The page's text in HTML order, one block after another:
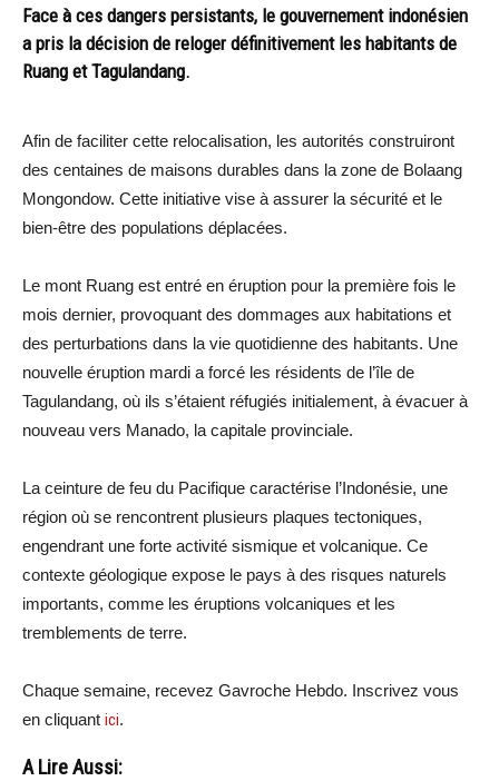
Face à ces dangers persistants, le gouvernement indonésien
a pris la décision de reloger définitivement les habitants de
Ruang et Tagulandang.
Afin de faciliter cette relocalisation, les autorités construiront
des centaines de maisons durables dans la zone de Bolaang
Mongondow. Cette initiative vise à assurer la sécurité et le
bien-être des populations déplacées.
Le mont Ruang est entré en éruption pour la première fois le
mois dernier, provoquant des dommages aux habitations et
des perturbations dans la vie quotidienne des habitants. Une
nouvelle éruption mardi a forcé les résidents de l’île de
Tagulandang, où ils s’étaient réfugiés initialement, à évacuer à
nouveau vers Manado, la capitale provinciale.
La ceinture de feu du Pacifique caractérise l’Indonésie, une
région où se rencontrent plusieurs plaques tectoniques,
engendrant une forte activité sismique et volcanique. Ce
contexte géologique expose le pays à des risques naturels
importants, comme les éruptions volcaniques et les
tremblements de terre.
Chaque semaine, recevez Gavroche Hebdo. Inscrivez vous
en cliquant ici.
A Lire Aussi: